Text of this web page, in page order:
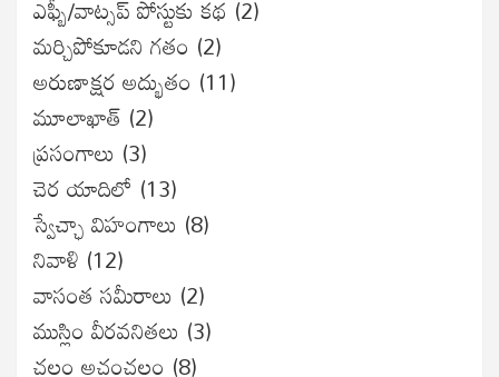
ఎఫ్బీ/వాట్సప్ పోస్టుకు కథ (2)
మర్చిపోకూడని గతం (2)
అరుణాక్షర అద్భుతం (11)
మూలాఖాత్ (2)
ప్రసంగాలు (3)
చెర యాదిలో (13)
స్వేచ్ఛా విహంగాలు (8)
నివాళి (12)
వాసంత సమీరాలు (2)
ముస్లిం వీరవనితలు (3)
చలం అచంచలం (8)